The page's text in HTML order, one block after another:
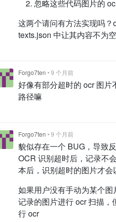
忽略这些代码图片的
这两个请问有方法实现吗
texts.json 中让其内容不为
Forgo7ten •9 个月前
好像有部分超时的 ocr 图片
路径嘛
Forgo7ten •9 个月前
貌似存在一个 BUG，导致
OCR 识别超时后，记录不
本后，识别超时的图片才会
如果用户没有手动为某个
记录的图片进行 ocr 扫描
行 ocr